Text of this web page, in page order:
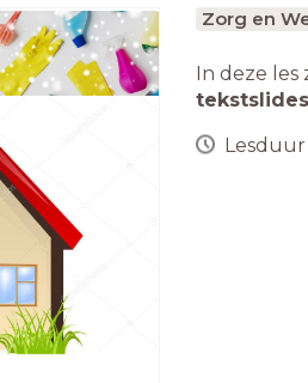
Zorg en
In deze les
tekstslides
Lesduur